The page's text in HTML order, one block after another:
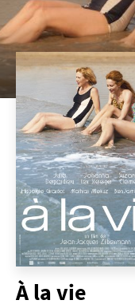
À la vie